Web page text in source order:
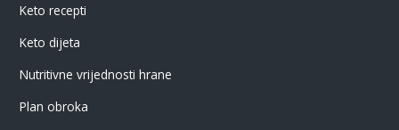
Keto recepti
Keto dijeta
Nutritivne vrijednosti hrane
Plan obroka